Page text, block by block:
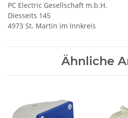
PC Electric Gesellschaft m.b.H.
Diesseits 145
4973 St. Martin im Innkreis
Ähnliche